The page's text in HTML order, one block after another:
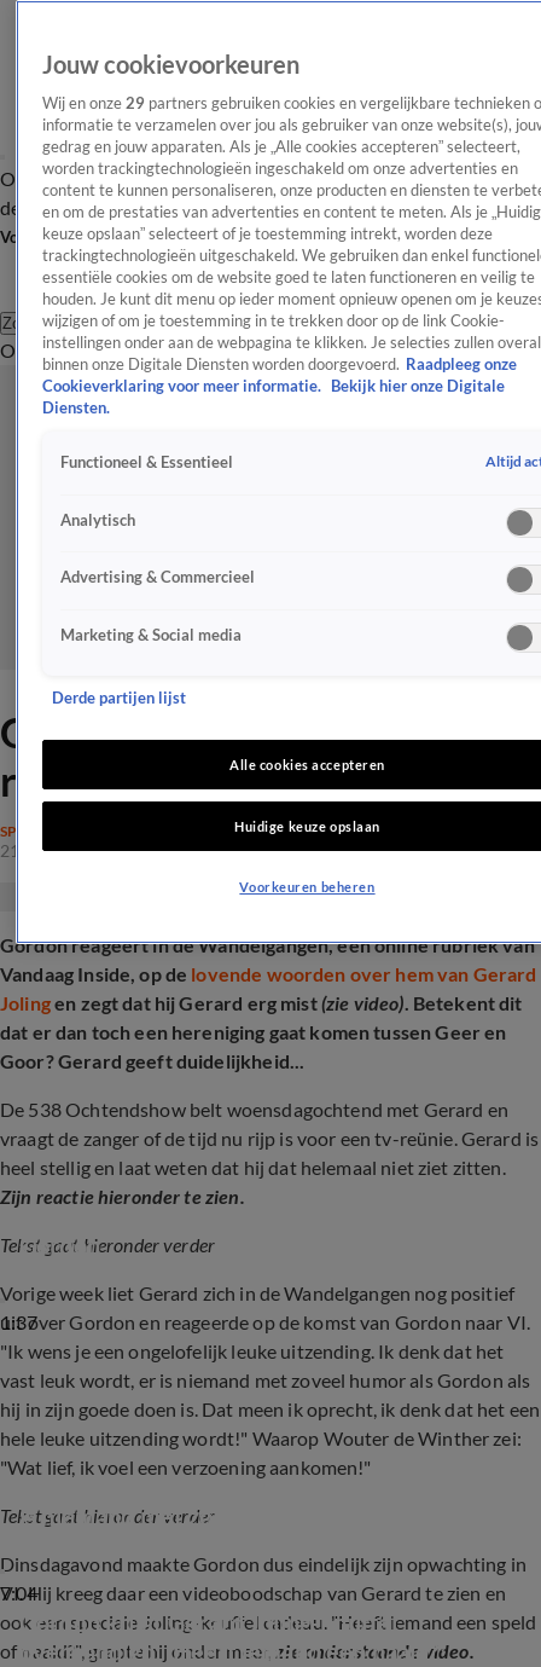
OverzichtAfleveringen Entertainment TV Algemeen
Tip
de redactieNieuwsbrief
Volg Shownieuws
Zoeken
OverzichtEntertainmentSpraakmakendRealityCrimeVideo's
Gerard Joling duidelijk over
reünie met Gordon
SPRAAKMAKEND
21 mei 2025, 10:38
Gordon reageert in de Wandelgangen, een online rubriek van
Vandaag Inside, op de lovende woorden over hem van Gerard
Jolingen zegt dat hij Gerard erg mist(zie video). Betekent dit
dat er dan toch een hereniging gaat komen tussen Geer en
Goor? Gerard geeft duidelijkheid...
De 538 Ochtendshow belt woensdagochtend met Gerard en
vraagt de zanger of de tijd nu rijp is voor een tv-reünie. Gerard is
heel stellig en laat weten dat hij dat helemaal niet ziet zitten.
Zijn reactie hieronder te zien.
Tekst gaat hieronder verder
1:37
Gordon
Vorige week liet Gerard zich in de Wandelgangen nog positief
uit over Gordon en reageerde op de komst van Gordon naar VI.
"Ik wens je een ongelofelijk leuke uitzending. Ik denk dat het
vast leuk wordt, er is niemand met zoveel humor als Gordon als
hij in zijn goede doen is. Dat meen ik oprecht, ik denk dat het een
hele leuke uitzending wordt!" Waarop Wouter de Winther zei:
"Wat lief, ik voel een verzoening aankomen!"
Tekst gaat hieronder verder
7:04
Gerard Joling verrast met lof voor Gordon: 'Er
is niemand met zoveel humor als hij'
Dinsdagavond maakte Gordon dus eindelijk zijn opwachting in
VI. Hij kreeg daar een videoboodschap van Gerard te zien en
ook een speciale Joling-knuffel cadeau. "Heeft iemand een speld
of naald?", grapte hij onder meer, zie onderstaande video.
Gordon krijgt Gerard Joling-knuffel
overhandigd: ‘Heeft iemand een naald?’
Jouw cookievoorkeuren
Wij en onze 29 partners gebruiken cookies en vergelijkbare technieken
informatie te verzamelen over jou als gebruiker van onze website(s),
gedrag en jouw apparaten. Als je „Alle cookies accepteren” selecteert,
worden trackingtechnologieën ingeschakeld om onze advertenties en
content te kunnen personaliseren, onze producten en diensten te
en om de prestaties van advertenties en content te meten. Als je
keuze opslaan” selecteert of je toestemming intrekt, worden deze
trackingtechnologieën uitgeschakeld. We gebruiken dan enkel
essentiële cookies om de website goed te laten functioneren en veilig te
houden. Je kunt dit menu op ieder moment opnieuw openen om je
wijzigen of om je toestemming in te trekken door op de link Cookie-
instellingen onder aan de webpagina te klikken. Je selecties zullen overal
binnen onze Digitale Diensten worden doorgevoerd. Raadpleeg onze
Cookieverklaring voor meer informatie.
Bekijk hier onze Digitale
Diensten.
Functioneel & Essentieel Altijd
Analytisch
Advertising & Commercieel
Marketing & Social media
Derde partijen lijst
Alle cookies accepteren
Huidige keuze opslaan
Voorkeuren beheren